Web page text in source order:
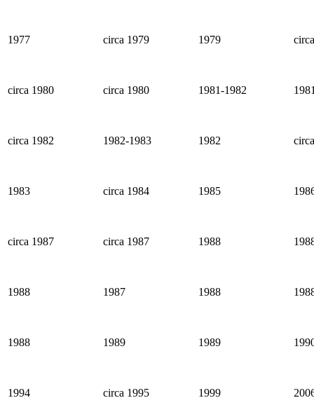
1977 circa 1979 1979
circa 1980 circa 1980 1981-1982
circa 1982 1982-1983 1982
1983 circa 1984 1985
circa 1987 circa 1987 1988
1988 1987 1988
1988 1989 1989
1994 circa 1995 1999